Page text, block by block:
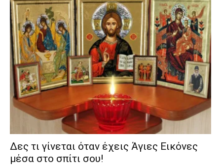
Δες τι γίνεται όταν έχεις Άγιες Εικόνες
μέσα στο σπίτι σου!